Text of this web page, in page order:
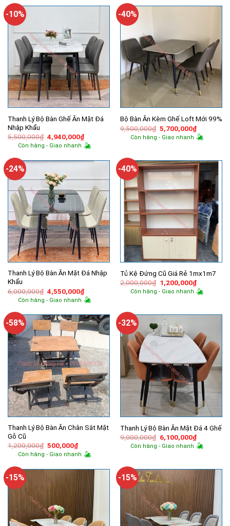
10,350,000₫.
-10%
Thanh Lý Bộ Bàn Ghế Ăn Mặt Đá
Nhập Khẩu
5,500,000₫ Giá
gốc
là:
4,940,000₫Giá
hiện
tại
4,940,000₫.
Còn hàng - Giao nhanh
-40%
Bộ Bàn Ăn Kèm Ghế Loft Mới 99%
9,500,000₫ Giá
gốc
là:
5,700,000₫Giá
hiện
tại
Còn hàng - Giao nhanh
-24%
Thanh Lý Bộ Bàn Ăn Mặt Đá Nhập
Khẩu
6,000,000₫ Giá
gốc
là:
4,550,000₫Giá
hiện
tại
4,550,000₫.
Còn hàng - Giao nhanh
-40%
Tủ Kệ Đứng Cũ Giá Rẻ 1mx1m7
2,000,000₫ Giá
gốc
là:
1,200,000₫Giá
hiện
tại
Còn hàng - Giao nhanh
-58%
Thanh Lý Bộ Bàn Ăn Chân Sắt Mặt
Gỗ Cũ
1,200,000₫ Giá
gốc
là:
500,000₫Giá
hiện
tại
500,000₫.
Còn hàng - Giao nhanh
-32%
Thanh Lý Bộ Bàn Ăn Mặt Đá 4 Ghế
9,000,000₫ Giá
gốc
là:
6,100,000₫Giá
hiện
tại
Còn hàng - Giao nhanh
-15% -15%